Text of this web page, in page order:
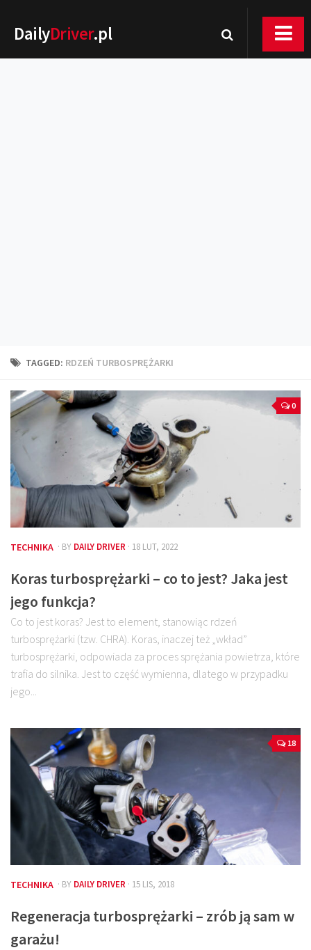
DailyDriver.pl
Technika jazdy
Kalkulatory
Przelicznik mocy
Auto z niemiec
Galerie
TAGGED: RDZEŃ TURBOSPRĘŻARKI
0
TECHNIKA · BY DAILY DRIVER · 18 LUT, 2022
Koras turbosprężarki – co to jest? Jaka jest
jego funkcja?
Co to jest koras? Jest to element, stanowiąc rdzeń
turbosprężarki (tzw. CHRA). Koras, inaczej też „wkład”
turbosprężarki, odpowiada za proces sprężania powietrza, które
trafia do silnika. Jest to część wymienna, dlatego w przypadku
jego...
18
TECHNIKA · BY DAILY DRIVER · 15 LIS, 2018
Regeneracja turbosprężarki – zrób ją sam w
garażu!